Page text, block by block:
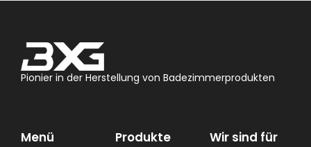
Pionier in der Herstellung von Badezimmerprodukten
Menü Produkte
Wir sind für